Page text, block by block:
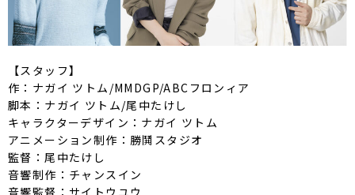
【スタッフ】
作：ナガイ ツトム/MMDGP/ABCフロンィア
脚本：ナガイ ツトム/尾中たけし
キャラクターデザイン：ナガイ ツトム
アニメーション制作：勝鬨スタジオ
監督：尾中たけし
音響制作：チャンスイン
音響監督：サイトウユウ